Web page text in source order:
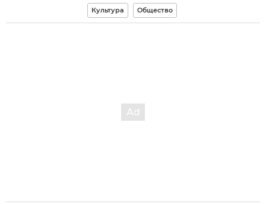
Культура Общество